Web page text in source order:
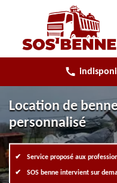
Location de
personnalisé
Service proposé aux
SOS benne intervient sur